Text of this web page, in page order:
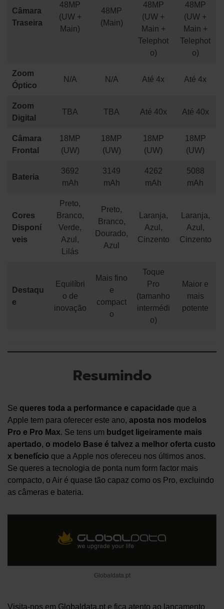
Câmara
Traseira
48MP
(UW +
Main)
48MP
(Main)
48MP
(UW +
Main +
Telephot
o)
48MP
(UW +
Main +
Telephot
o)
Zoom
Óptico
N/A N/A Até 4x Até 4x
Zoom
Digital
TBA TBA Até 40x Até 40x
Câmara
Frontal
18MP
(UW)
18MP
(UW)
18MP
(UW)
18MP
(UW)
Bateria
3692
mAh
3149
mAh
4262
mAh
5088
mAh
Cores
Disponí
veis
Preto,
Branco,
Verde,
Azul,
Lilás
Preto,
Branco,
Dourado,
Azul
Laranja,
Azul,
Cinzento
Laranja,
Azul,
Cinzento
Destaqu
e
Equilíbri
o de
inovação
Mais fino
e
compact
o
Toque
Pro
(tamanho
intermédi
o)
Maior e
mais
potente
Resumindo
Se queres toda a performance e capacidade que a
Apple tem para oferecer este ano, aposta nos modelos
Pro e Pro Max. Se tens um budget ligeiramente mais
apertado, o modelo Base é talvez a melhor oferta custo
x benefício que a Apple nos ofereceu nos últimos anos.
Se queres a tecnologia de ponta num form factor mais
compacto, o Air é quase tão capaz como os Pro, excluindo
as câmeras e bateria.
Globaldata.pt
Visita-nos em Globaldata.pt e fica atento ao lançamento